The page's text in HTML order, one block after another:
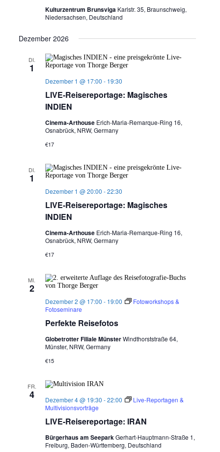
Kulturzentrum Brunsviga Karlstr. 35, Braunschweig,
Niedersachsen, Deutschland
Dezember 2026
DI.
1
LIVE-Reisereportage: Magisches
INDIEN
Dezember 1 @ 17:00 - 19:30
Cinema-Arthouse Erich-Maria-Remarque-Ring 16,
Osnabrück, NRW, Germany
€17
DI.
1
LIVE-Reisereportage: Magisches
INDIEN
Dezember 1 @ 20:00 -22:30
Cinema-Arthouse Erich-Maria-Remarque-Ring 16,
Osnabrück, NRW, Germany
€17
MI.
2
Perfekte Reisefotos
Dezember 2 @ 17:00 - 19:00
Fotoworkshops &
Fotoseminare
Globetrotter Filiale MünsterWindthorststraße 64,
Münster, NRW, Germany
€15
FR.
4
LIVE-Reisereportage: IRAN
Dezember 4 @ 19:30 -22:00
Live-Reportagen &
Multivisionsvorträge
Bürgerhaus am SeeparkGerhart-Hauptmann-Straße 1,
Freiburg, Baden-Württemberg, Deutschland